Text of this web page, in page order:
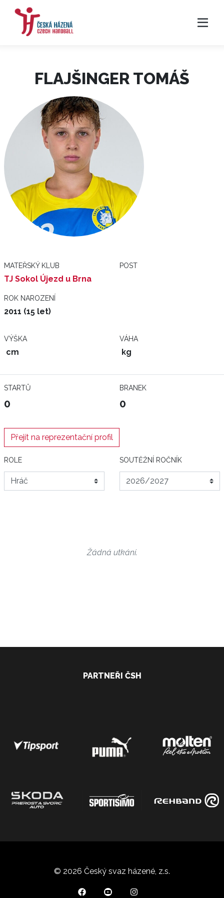
FLAJŠINGER TOMÁŠ
MATEŘSKÝ KLUB
TJ Sokol Újezd u Brna
POST
ROK NAROZENÍ
2011 (15 let)
VÝŠKA
cm
VÁHA
kg
STARTŮ
0
BRANEK
0
Přejít na reprezentační profil
ROLE SOUTĚŽNÍ ROČNÍK
Žádná utkání.
PARTNEŘI ČSH
© 2026 Český svaz házené, z.s.